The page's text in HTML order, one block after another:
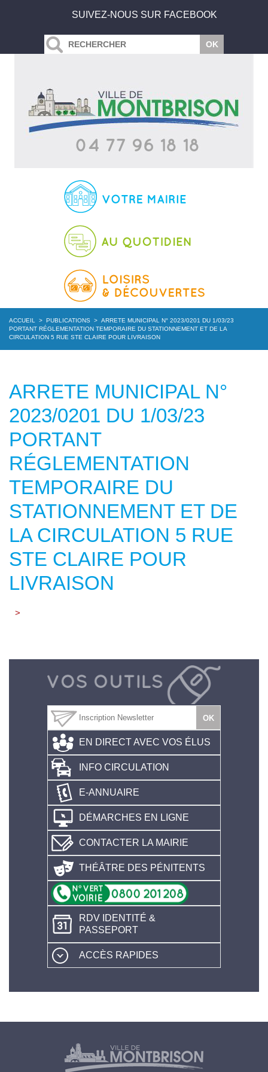
SUIVEZ-NOUS SUR FACEBOOK
ACCUEIL > PUBLICATIONS > ARRETE MUNICIPAL N° 2023/0201 DU 1/03/23
PORTANT RÉGLEMENTATION TEMPORAIRE DU STATIONNEMENT ET DE LA
CIRCULATION 5 RUE STE CLAIRE POUR LIVRAISON
ARRETE MUNICIPAL N°
2023/0201 DU 1/03/23
PORTANT
RÉGLEMENTATION
TEMPORAIRE DU
STATIONNEMENT ET DE
LA CIRCULATION 5 RUE
STE CLAIRE POUR
LIVRAISON
>
EN DIRECT AVEC VOS ÉLUS
INFO CIRCULATION
E-ANNUAIRE
DÉMARCHES EN LIGNE
CONTACTER LA MAIRIE
THÉÂTRE DES PÉNITENTS
RDV IDENTITÉ &
PASSEPORT
ACCÈS RAPIDES